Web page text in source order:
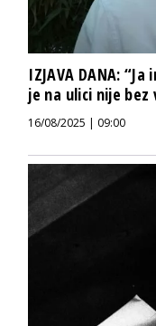
IZJAVA DANA:
je na ulici nije bez
16/08/2025 | 09:00